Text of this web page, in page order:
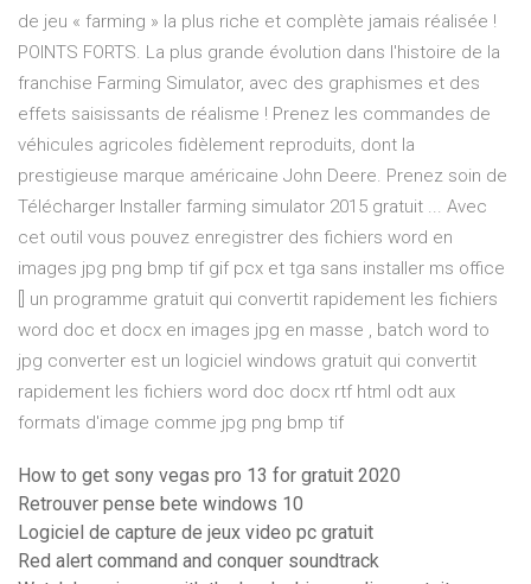
de jeu « farming » la plus riche et complète jamais réalisée !
POINTS FORTS. La plus grande évolution dans l'histoire de la
franchise Farming Simulator, avec des graphismes et des
effets saisissants de réalisme ! Prenez les commandes de
véhicules agricoles fidèlement reproduits, dont la
prestigieuse marque américaine John Deere. Prenez soin de
Télécharger Installer farming simulator 2015 gratuit ... Avec
cet outil vous pouvez enregistrer des fichiers word en
images jpg png bmp tif gif pcx et tga sans installer ms office
[] un programme gratuit qui convertit rapidement les fichiers
word doc et docx en images jpg en masse , batch word to
jpg converter est un logiciel windows gratuit qui convertit
rapidement les fichiers word doc docx rtf html odt aux
formats d'image comme jpg png bmp tif
How to get sony vegas pro 13 for gratuit 2020
Retrouver pense bete windows 10
Logiciel de capture de jeux video pc gratuit
Red alert command and conquer soundtrack